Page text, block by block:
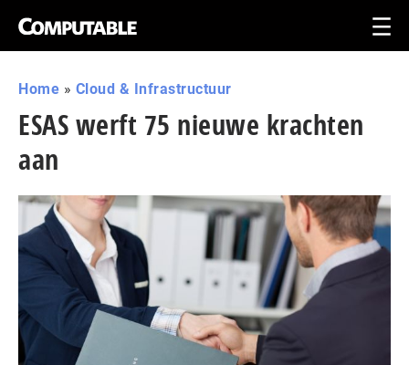
Home » Cloud & Infrastructuur
ESAS werft 75 nieuwe krachten
aan